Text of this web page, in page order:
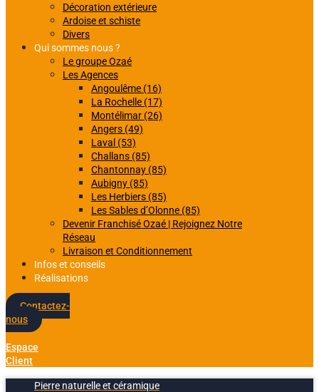
Décoration extérieure
Ardoise et schiste
Divers
Qui sommes nous ?
Le groupe Ozaé
Les Agences
Angoulême (16)
La Rochelle (17)
Montélimar (26)
Angers (49)
Laval (53)
Challans (85)
Chantonnay (85)
Aubigny (85)
Les Herbiers (85)
Les Sables d’Olonne (85)
Devenir Franchisé Ozaé | Rejoignez Notre
Réseau
Livraison et Conditionnement
Infos et conseils
Réalisations
Contactez-
nous
Espace
Client
Pierre naturelle et céramique